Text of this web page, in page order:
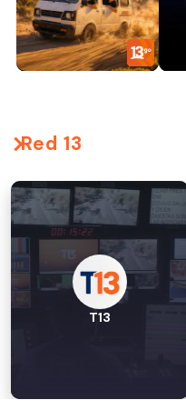
Red 13
T13